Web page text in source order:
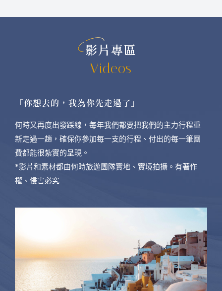
影片專區
Videos
「你想去的，我為你先走過了」
何時又再度出發踩線，每年我們都要把我們的主力行程重
新走過一趟，確保你參加每一支的行程、付出的每一筆團
費都能很紮實的呈現。
*影片和素材都由何時旅遊團隊實地、實境拍攝。有著作
權、侵害必究